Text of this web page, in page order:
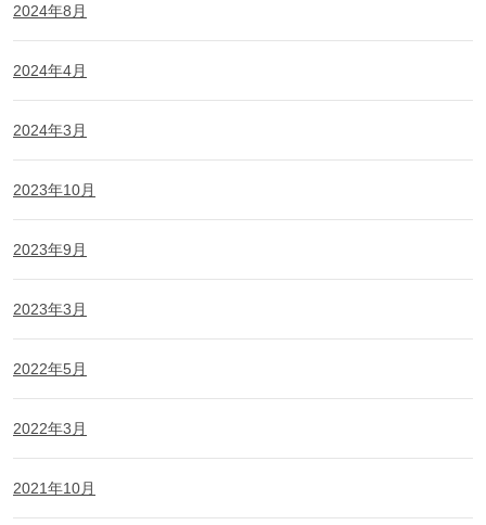
2024年8月
2024年4月
2024年3月
2023年10月
2023年9月
2023年3月
2022年5月
2022年3月
2021年10月